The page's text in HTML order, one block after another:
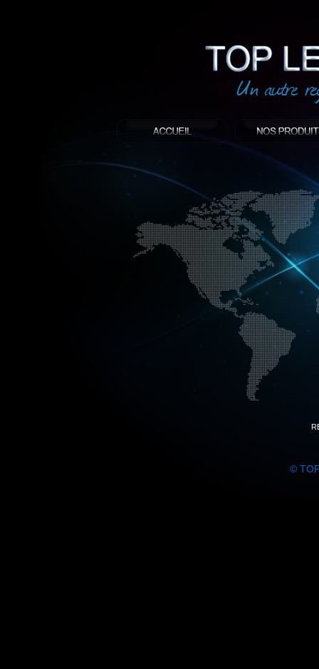
©
: Top led world
Produit décoratif led
Objet publicitaire led
éclairage blanc led
Enseigne publicitaire
Fabriquant et distributeur français
gamme à base de LED.
led, Topledworld, top led world, top
économie énergie, edf, lumière,